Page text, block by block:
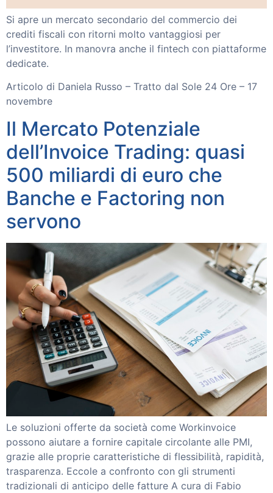
Blog
Contattaci
Si apre un mercato secondario del commercio dei
crediti fiscali con ritorni molto vantaggiosi per
l’investitore. In manovra anche il fintech con piattaforme
dedicate.
Articolo di Daniela Russo – Tratto dal Sole 24 Ore – 17
novembre
Il Mercato Potenziale
dell’Invoice Trading: quasi
500 miliardi di euro che
Banche e Factoring non
servono
Le soluzioni offerte da società come Workinvoice
possono aiutare a fornire capitale circolante alle PMI,
grazie alle proprie caratteristiche di flessibilità, rapidità,
trasparenza. Eccole a confronto con gli strumenti
tradizionali di anticipo delle fatture A cura di Fabio